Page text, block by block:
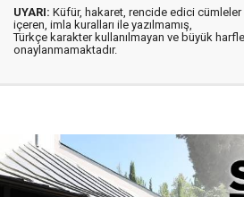
UYARI: Küfür, hakaret, rencide edici cümleler
içeren, imla kuralları ile yazılmamış,
Türkçe karakter kullanılmayan ve büyük
onaylanmamaktadır.